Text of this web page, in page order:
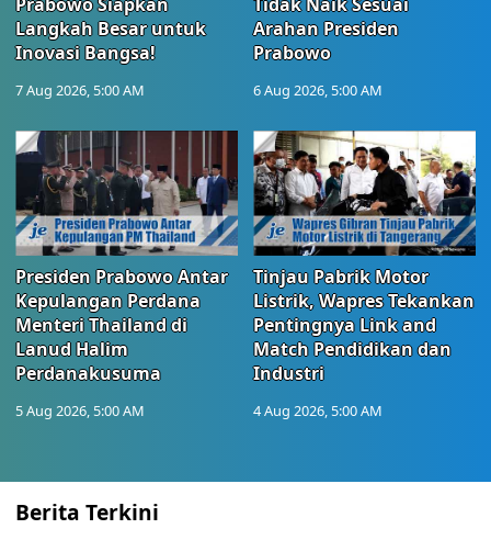
Langkah Besar untuk
Inovasi Bangsa!
7 Aug 2026, 5:00 AM
Arahan Presiden
Prabowo
6 Aug 2026, 5:00 AM
Presiden Prabowo Antar
Kepulangan Perdana
Menteri Thailand di
Lanud Halim
Perdanakusuma
5 Aug 2026, 5:00 AM
Tinjau Pabrik Motor
Listrik, Wapres Tekankan
Pentingnya Link and
Match Pendidikan dan
Industri
4 Aug 2026, 5:00 AM
Berita Terkini